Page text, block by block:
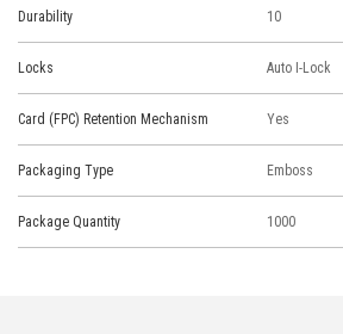
Durability 10
Locks Auto I-Lock
Card (FPC) Retention Mechanism Yes
Packaging Type Emboss
Package Quantity 1000